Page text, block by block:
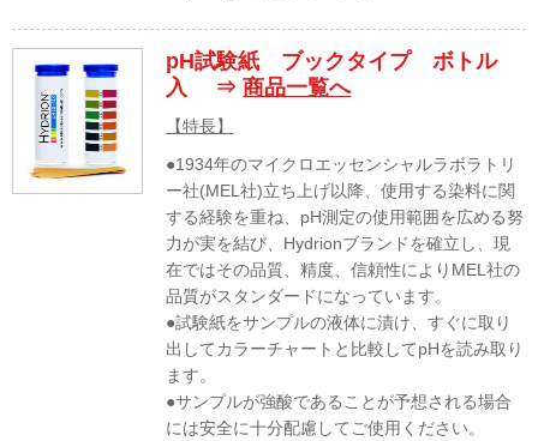
pH試験紙 ブックタイプ ボトル
入 ⇒商品一覧へ
【特長】
●1934年のマイクロエッセンシャルラボラトリ
ー社(MEL社)立ち上げ以降、使用する染料に関
する経験を重ね、pH測定の使用範囲を広める努
力が実を結び、Hydrionブランドを確立し、現
在ではその品質、精度、信頼性によりMEL社の
品質がスタンダードになっています。
●試験紙をサンプルの液体に漬け、すぐに取り
出してカラーチャートと比較してpHを読み取り
ます。
●サンプルが強酸であることが予想される場合
には安全に十分配慮してご使用ください。